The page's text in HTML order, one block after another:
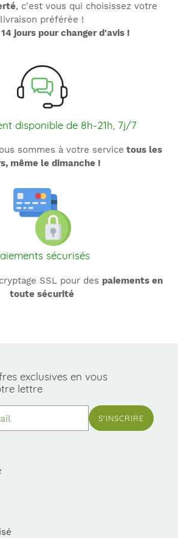
, c'est vous qui choisissez votre
livraison préférée !
14 jours pour changer d'avis !
disponible de 8h-21h, 7j/7
sommes à votre service tous les
même le dimanche !
sécurisés
SSL pour des paiements en
toute sécurité
exclusives en vous
lettre
S'INSCRIRE